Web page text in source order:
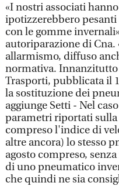
«I nostri associati
ipotizzerebbero pesanti
con le gomme
autoriparazione di
allarmismo, diffuso
normativa. Innanzitutto
Trasporti, pubblicata il
la sostituzione dei
aggiunge Setti - Nel
parametri riportati
compreso l'indice di
altre ancora) lo stesso
agosto compreso,
di uno pneumatico
che quindi ne sia